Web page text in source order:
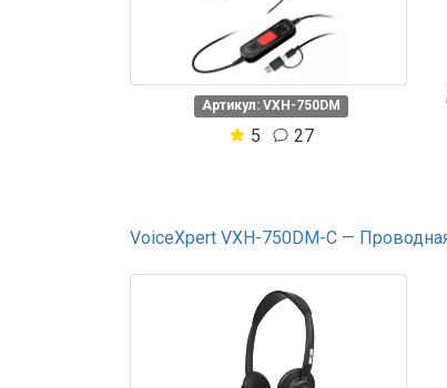
Артикул: VXH-750DM
5 27
VoiceXpert VXH-750DM-C —